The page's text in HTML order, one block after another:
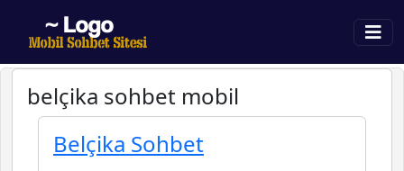
belçika sohbet mobil
Belçika Sohbet